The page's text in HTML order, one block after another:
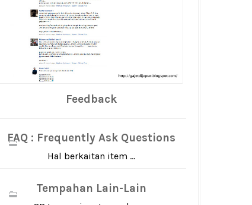
Feedback
FAQ : Frequently Ask Questions
Hal berkaitan item ...
Tempahan Lain-Lain